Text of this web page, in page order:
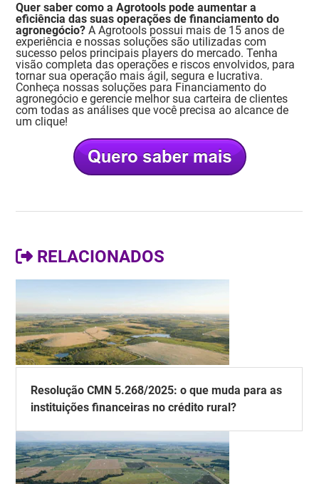
Quer saber como a Agrotools pode aumentar a
eficiência das suas operações de financiamento do
agronegócio? A Agrotools possui mais de 15 anos de
experiência e nossas soluções são utilizadas com
sucesso pelos principais players do mercado. Tenha
visão completa das operações e riscos envolvidos, para
tornar sua operação mais ágil, segura e lucrativa.
Conheça nossas soluções para Financiamento do
agronegócio e gerencie melhor sua carteira de clientes
com todas as análises que você precisa ao alcance de
um clique!
RELACIONADOS
Resolução CMN 5.268/2025: o que muda para as
instituições financeiras no crédito rural?